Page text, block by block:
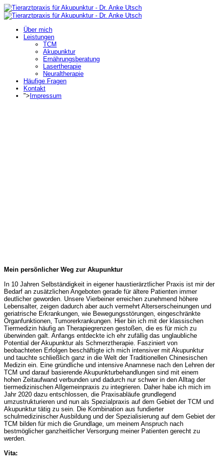
Über mich
Leistungen
TCM
Akupunktur
Ernährungsberatung
Lasertherapie
Neuraltherapie
Häufige Fragen
Kontakt
"> Impressum
Mein persönlicher Weg zur Akupunktur
In 10 Jahren Selbständigkeit in eigener haustierärztlicher Praxis ist mir der
Bedarf an zusätzlichen Angeboten gerade für ältere Patienten immer
deutlicher geworden. Unsere Vierbeiner erreichen zunehmend höhere
Lebensalter, zeigen dadurch aber auch vermehrt Alterserscheinungen und
geriatrische Erkrankungen, wie Bewegungsstörungen, eingeschränkte
Organfunktionen, Tumorerkrankungen. Hier bin ich mit der klassischen
Tiermedizin häufig an Therapiegrenzen gestoßen, die es für mich zu
überwinden galt. Anfangs entdeckte ich ehr zufällig das unglaubliche
Potential der Akupunktur als Schmerztherapie. Fasziniert von
beobachteten Erfolgen beschäftigte ich mich intensiver mit Akupunktur
und tauchte schließlich ganz in die Welt der Traditionellen Chinesischen
Medizin ein. Eine gründliche und intensive Anamnese nach den Lehren der
TCM und darauf basierende Akupunkturbehandlungen sind mit einem
hohen Zeitaufwand verbunden und dadurch nur schwer in den Alltag der
tiermedizinischen Allgemeinpraxis zu integrieren. Daher habe ich mich im
Jahr 2020 dazu entschlossen, die Praxisabläufe grundlegend
umzustrukturieren und nun als Spezialpraxis auf dem Gebiet der TCM und
Akupunktur tätig zu sein. Die Kombination aus fundierter
schulmedizinischer Ausbildung und der Spezialisierung auf dem Gebiet der
TCM bilden für mich die Grundlage, um meinem Anspruch nach
bestmöglicher ganzheitlicher Versorgung meiner Patienten gerecht zu
werden.
Vita: